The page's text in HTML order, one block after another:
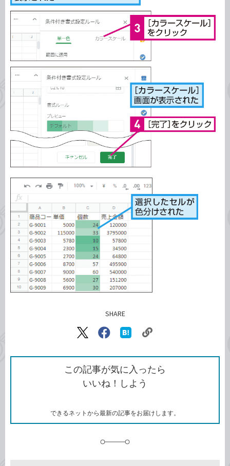
SHARE
X（旧
で
シ
ェ
ア
Facebook
シ
ェ
ア
な
ッ
ク
ク
ク
を
コ
この記事が気に入ったら
いいね！しよう
できるネットから最新の記事をお届けします。